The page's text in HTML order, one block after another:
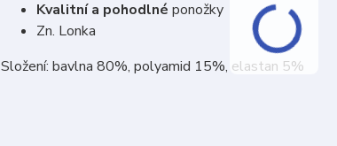
Kvalitní a pohodlné ponožky
Zn. Lonka
Složení: bavlna 80%, polyamid 15%, elastan 5%